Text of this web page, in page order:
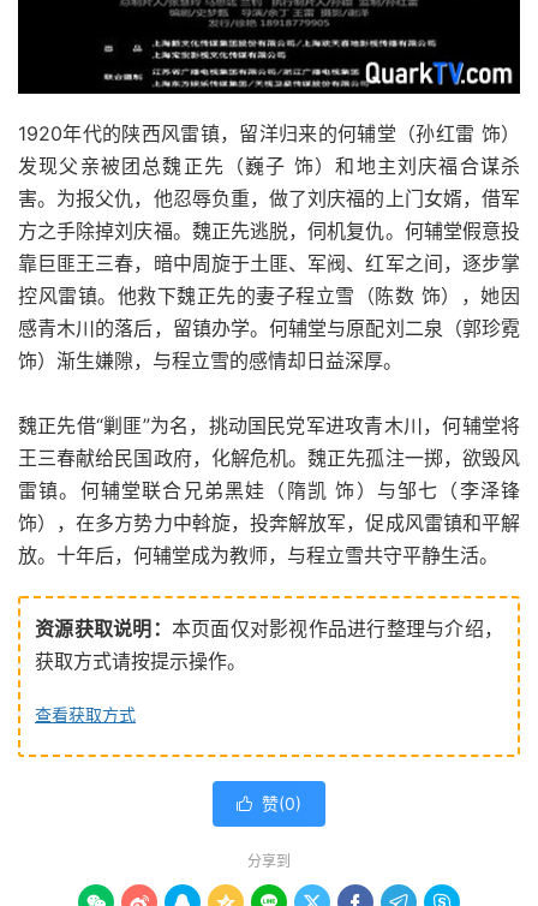
1920年代的陕西风雷镇，留洋归来的何辅堂（孙红雷 饰）
发现父亲被团总魏正先（巍子 饰）和地主刘庆福合谋杀
害。为报父仇，他忍辱负重，做了刘庆福的上门女婿，借军
方之手除掉刘庆福。魏正先逃脱，伺机复仇。何辅堂假意投
靠巨匪王三春，暗中周旋于土匪、军阀、红军之间，逐步掌
控风雷镇。他救下魏正先的妻子程立雪（陈数 饰），她因
感青木川的落后，留镇办学。何辅堂与原配刘二泉（郭珍霓
饰）渐生嫌隙，与程立雪的感情却日益深厚。
魏正先借“剿匪”为名，挑动国民党军进攻青木川，何辅堂将
王三春献给民国政府，化解危机。魏正先孤注一掷，欲毁风
雷镇。何辅堂联合兄弟黑娃（隋凯 饰）与邹七（李泽锋
饰），在多方势力中斡旋，投奔解放军，促成风雷镇和平解
放。十年后，何辅堂成为教师，与程立雪共守平静生活。
资源获取说明： 本页面仅对影视作品进行整理与介绍，
获取方式请按提示操作。
查看获取方式
 赞(0)
分享到
        